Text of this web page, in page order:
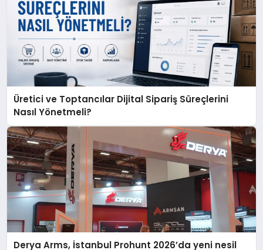
Üretici ve Toptancılar Dijital Sipariş Süreçlerini
Nasıl Yönetmeli?
Derya Arms, İstanbul Prohunt 2026’da yeni nesil